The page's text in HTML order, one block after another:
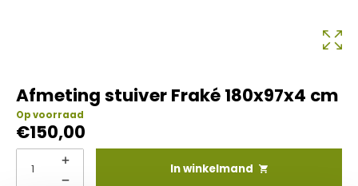
Afmeting stuiver Fraké 180x97x4 cm
Op voorraad
€150,00
In winkelmand